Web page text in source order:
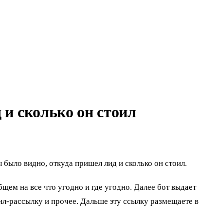
сколько он стоил
видно, откуда пришел лид и сколько он стоил.
на все что угодно и где угодно. Далее бот выдает
рассылку и прочее. Дальше эту ссылку размещаете в